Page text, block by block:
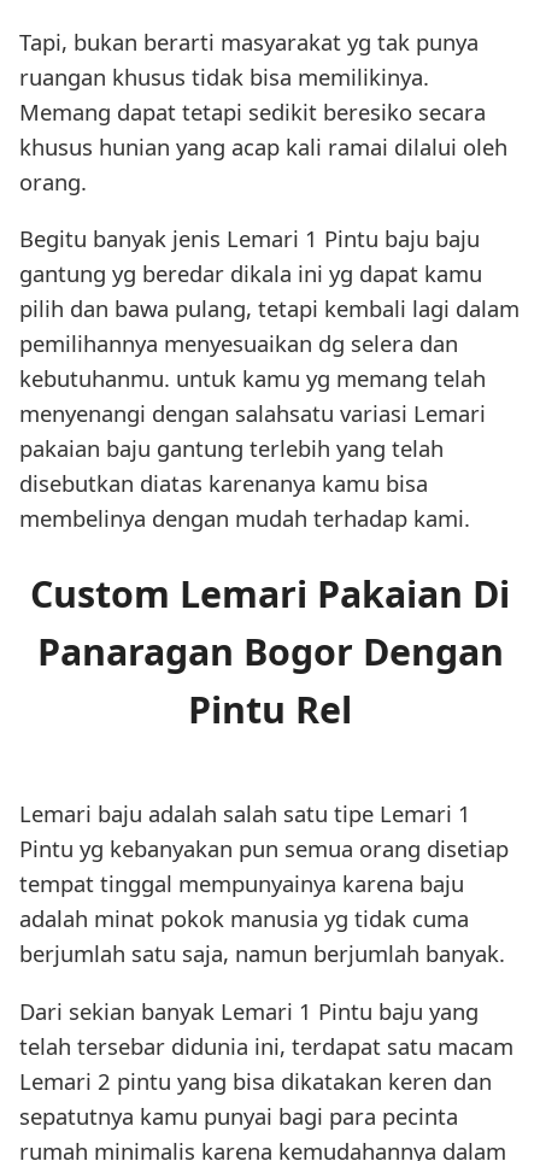
Tapi, bukan berarti masyarakat yg tak punya
ruangan khusus tidak bisa memilikinya.
Memang dapat tetapi sedikit beresiko secara
khusus hunian yang acap kali ramai dilalui oleh
orang.
Begitu banyak jenis Lemari 1 Pintu baju baju
gantung yg beredar dikala ini yg dapat kamu
pilih dan bawa pulang, tetapi kembali lagi dalam
pemilihannya menyesuaikan dg selera dan
kebutuhanmu. untuk kamu yg memang telah
menyenangi dengan salahsatu variasi Lemari
pakaian baju gantung terlebih yang telah
disebutkan diatas karenanya kamu bisa
membelinya dengan mudah terhadap kami.
Custom Lemari Pakaian Di
Panaragan Bogor Dengan
Pintu Rel
Lemari baju adalah salah satu tipe Lemari 1
Pintu yg kebanyakan pun semua orang disetiap
tempat tinggal mempunyainya karena baju
adalah minat pokok manusia yg tidak cuma
berjumlah satu saja, namun berjumlah banyak.
Dari sekian banyak Lemari 1 Pintu baju yang
telah tersebar didunia ini, terdapat satu macam
Lemari 2 pintu yang bisa dikatakan keren dan
sepatutnya kamu punyai bagi para pecinta
rumah minimalis karena kemudahannya dalam